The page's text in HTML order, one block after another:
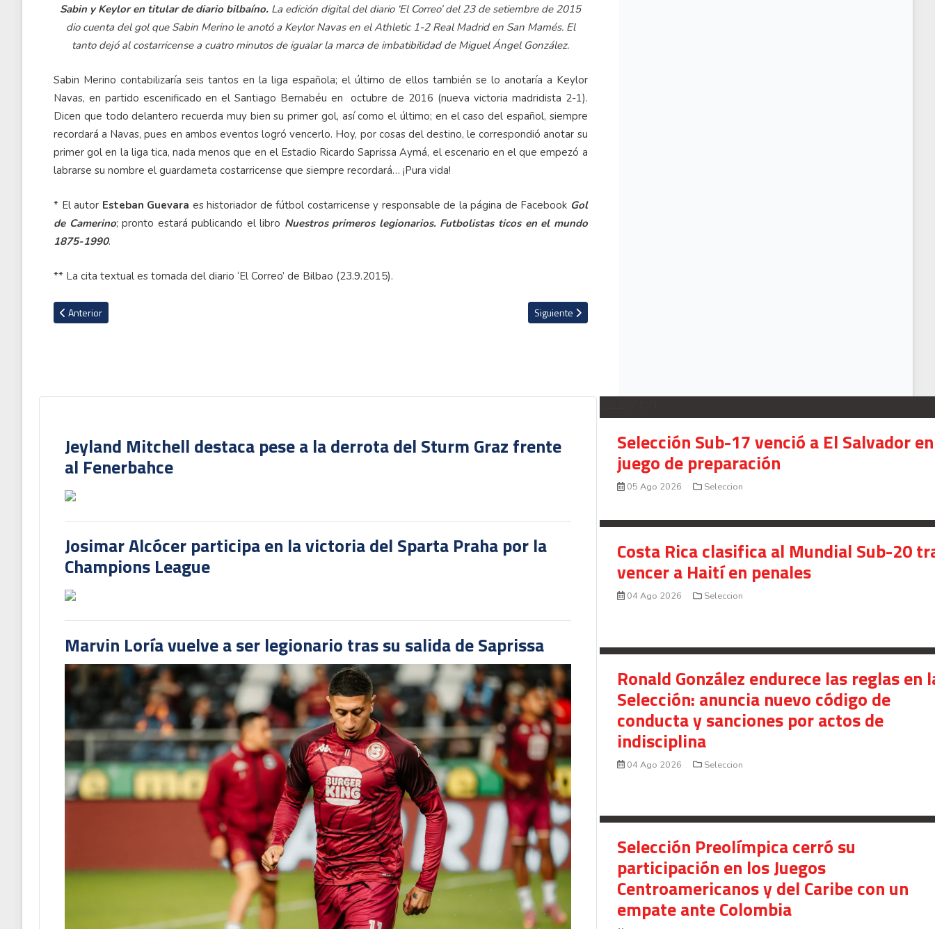
Sabin y Keylor en titular de diario bilbaíno. La edición digital del diario ‘El Correo’ del 23 de setiembre de 2015
dio cuenta del gol que Sabin Merino le anotó a Keylor Navas en el Athletic 1-2 Real Madrid en San Mamés. El
tanto dejó al costarricense a cuatro minutos de igualar la marca de imbatibilidad de Miguel Ángel González.
Sabin Merino contabilizaría seis tantos en la liga española; el último de ellos también se lo anotaría a Keylor
Navas, en partido escenificado en el Santiago Bernabéu en octubre de 2016 (nueva victoria madridista 2-1).
Dicen que todo delantero recuerda muy bien su primer gol, así como el último; en el caso del español, siempre
recordará a Navas, pues en ambos eventos logró vencerlo. Hoy, por cosas del destino, le correspondió anotar su
primer gol en la liga tica, nada menos que en el Estadio Ricardo Saprissa Aymá, el escenario en el que empezó a
labrarse su nombre el guardameta costarricense que siempre recordará… ¡Pura vida!
* El autor Esteban Guevara es historiador de fútbol costarricense y responsable de la página de Facebook Gol
de Camerino; pronto estará publicando el libro Nuestros primeros legionarios. Futbolistas ticos en el mundo
1875-1990.
** La cita textual es tomada del diario ‘El Correo’ de Bilbao (23.9.2015).
Artículo anterior: VIDEO: Juan Pablo Vargas expulsado en amargo empate de Millonarios
Anterior Artículo siguiente: Ronald González se encuentra en la cuerda floja en el Comunicaciones que
Siguiente
Jeyland Mitchell destaca pese a la derrota del Sturm Graz frente
al Fenerbahce
Josimar Alcócer participa en la victoria del Sparta Praha por la
Champions League
Marvin Loría vuelve a ser legionario tras su salida de Saprissa
Selección Sub-17 venció a El Salvador en
juego de preparación
05 Ago 2026 Seleccion
Costa Rica clasifica al Mundial Sub-20
vencer a Haití en penales
04 Ago 2026 Seleccion
Ronald González endurece las reglas en
Selección: anuncia nuevo código de
conducta y sanciones por actos de
indisciplina
04 Ago 2026 Seleccion
Selección Preolímpica cerró su
participación en los Juegos
Centroamericanos y del Caribe con un
empate ante Colombia